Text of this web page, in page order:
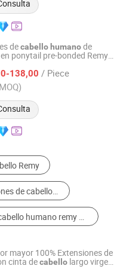
decabello humanode
ponytail pre-bonded Remy
138,00 / Piece
Ltd.
2025
Remy
extensiones de cabello virgen humano
cabello humano remy brasileño
mayor 100% Extensiones de
cinta decabello largo virgen
Ltd.